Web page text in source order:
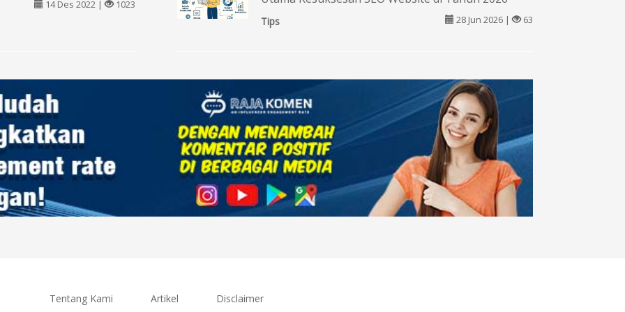
14 Des 2022 | 1023
Tips 28 Jun 2026 | 63
Tentang Kami Artikel Disclaimer